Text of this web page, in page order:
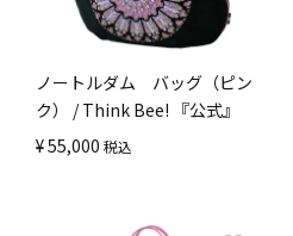
ノートルダム バッグ（ピン
ク） / Think Bee! 『公式』
¥55,000 税込